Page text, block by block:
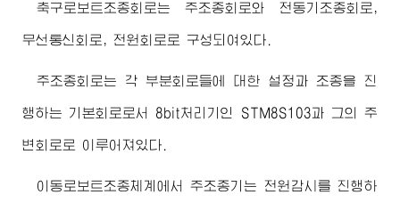
축구로보트조종회로는 주조종회로와 전동기조종회로,
무선통신회로, 전원회로로 구성되여있다.
주조종회로는 각 부분회로들에 대한 설정과 조종을 진
행하는 기본회로로서 8bit처리기인 STM8S103과 그의 주
변회로로 이루어져있다.
이동로보트조종체계에서 주조종기는 전원감시를 진행하